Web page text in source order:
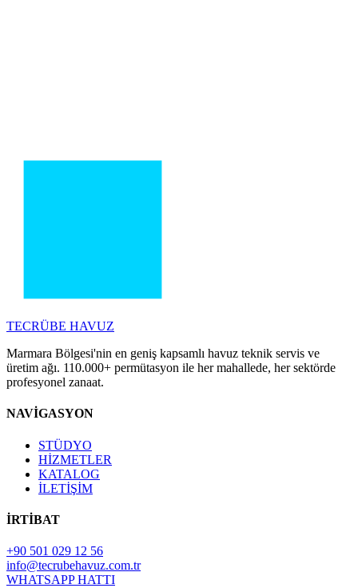
TECRÜBE HAVUZ
Marmara Bölgesi'nin en geniş kapsamlı havuz teknik servis ve
üretim ağı. 110.000+ permütasyon ile her mahallede, her sektörde
profesyonel zanaat.
NAVİGASYON
STÜDYO
HİZMETLER
KATALOG
İLETİŞİM
İRTİBAT
+90 501 029 12 56
info@tecrubehavuz.com.tr
WHATSAPP HATTI